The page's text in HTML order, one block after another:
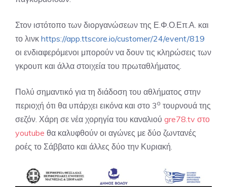
Στον ιστότοπο των διοργανώσεων της Ε.Φ.Ο.Επ.Α. και
το λινκ https://app.ttscore.io/customer/24/event/819
οι ενδιαφερόμενοι μπορούν να δουν τις κληρώσεις των
γκρουπ και άλλα στοιχεία του πρωταθλήματος.
Πολύ σημαντικό για τη διάδοση του αθλήματος στην
περιοχή ότι θα υπάρχει εικόνα και στο 3ο τουρνουά της
σεζόν. Χάρη σε νέα χορηγία του καναλιού gre78.tv στο
youtube θα καλυφθούν οι αγώνες με δύο ζωντανές
ροές το Σάββατο και άλλες δύο την Κυριακή.